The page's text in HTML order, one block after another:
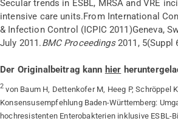
Secular trends in ESBL, MRSA and VRE
intensive care units.From International
& Infection Control (ICPIC 2011)Geneva,
July 2011.BMC Proceedings2011, 5(Suppl
Der Originalbeitrag kann hier
2 von Baum H, Dettenkofer M, Heeg P, Schröppel
Konsensusempfehlung Baden-Württemberg:
hochresistenten Enterobakterien inklusive ESBL-